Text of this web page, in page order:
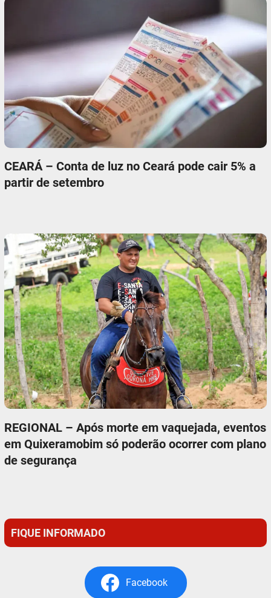
CEARÁ – Conta de luz no Ceará pode cair 5% a
partir de setembro
REGIONAL – Após morte em vaquejada, eventos
em Quixeramobim só poderão ocorrer com plano
de segurança
FIQUE INFORMADO
Facebook